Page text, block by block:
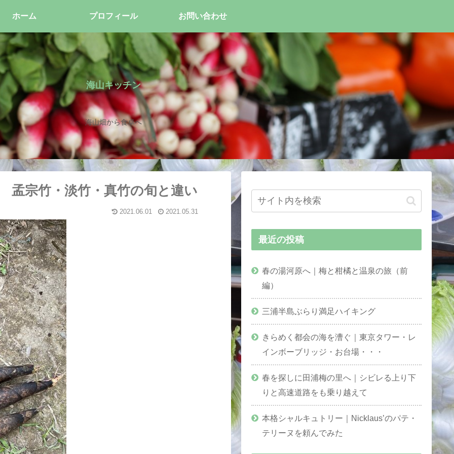
海山キッチン
海山畑から食卓へ
ホーム プロフィール お問い合わせ
宗竹・淡竹・真竹の旬と違い
2021.06.01 2021.05.31
最近の投稿
春の湯河原へ｜梅と柑橘と温泉の旅（前
編）
三浦半島ぶらり満足ハイキング
きらめく都会の海を漕ぐ｜東京タワー・レ
インボーブリッジ・お台場・・・
春を探しに田浦梅の里へ｜シビレる上り下
りと高速道路をも乗り越えて
本格シャルキュトリー｜Nicklaus’のパテ・
テリーヌを頼んでみた